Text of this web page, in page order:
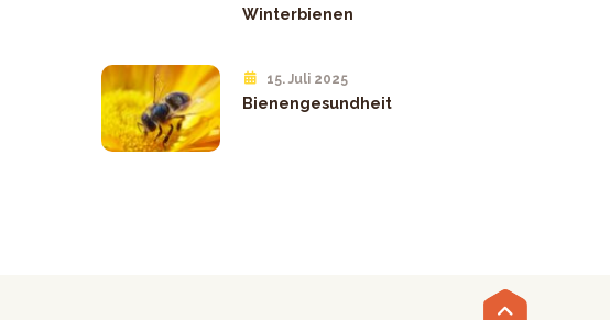
Winterbienen
15. Juli 2025
Bienengesundheit